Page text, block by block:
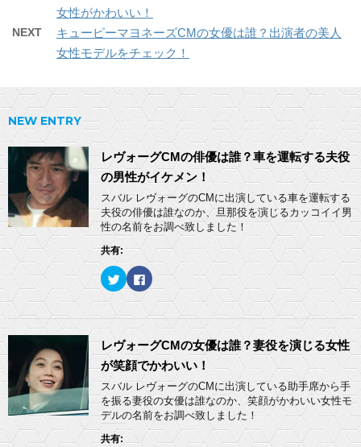
女性がかわいい！
NEXT
キューピーマヨネーズCMの女優は誰？出演者の美人
女性モデルをチェック！
NEW ENTRY
レヴォーグCMの俳優は誰？車を運転する夫役
の男性がイケメン！
スバル レヴォーグのCMに出演している車を運転する
夫役の俳優は誰なのか、旦那役を演じるカッコイイ男
性の名前をお調べ致しました！
共有:
ク
リ
ク
し
w
i
t
t
e
r
で
共
有
(
新
F
a
b
k
で
共
有
す
る
に
は
ク
リ
レヴォーグCMの女優は誰？妻役を演じる女性
が笑顔でかわいい！
スバル レヴォーグのCMに出演している助手席から手
を振る妻役の女優は誰なのか、笑顔がかわいい女性モ
デルの名前をお調べ致しました！
共有: